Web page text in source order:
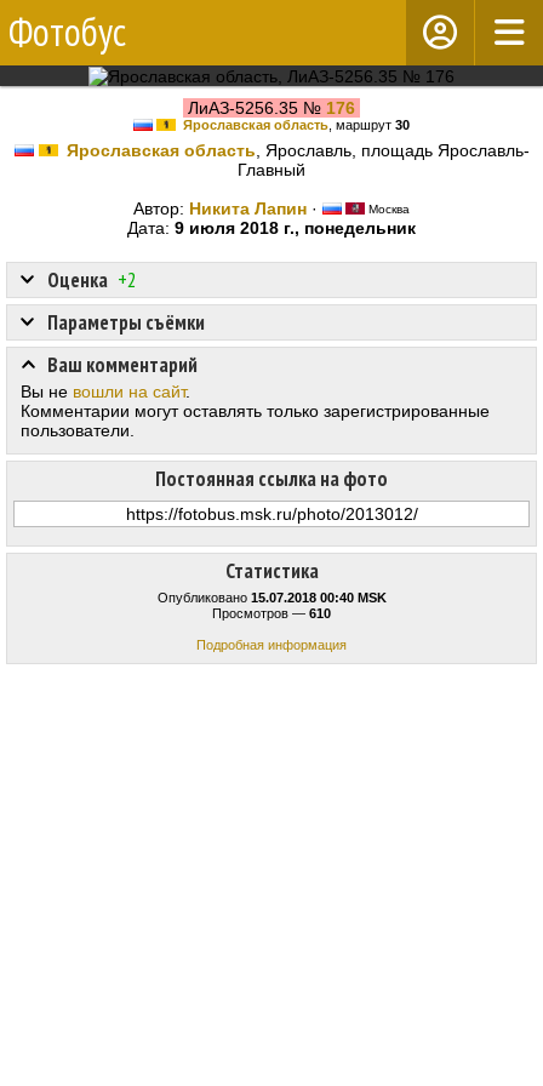
Фотобус
ЛиАЗ-5256.35 № 176
Ярославская область , маршрут 30
Ярославская область , Ярославль, площадь Ярославль-
Главный
Автор: Никита Лапин · Москва
Дата: 9 июля 2018 г., понедельник
Статистика
Опубликовано 15.07.2018 00:40 MSK
Просмотров — 610
Подробная информация
Оценка +2
Постоянная ссылка на фото
Параметры съёмки
Ваш комментарий
Вы не вошли на сайт.
Комментарии могут оставлять только зарегистрированные
пользователи.